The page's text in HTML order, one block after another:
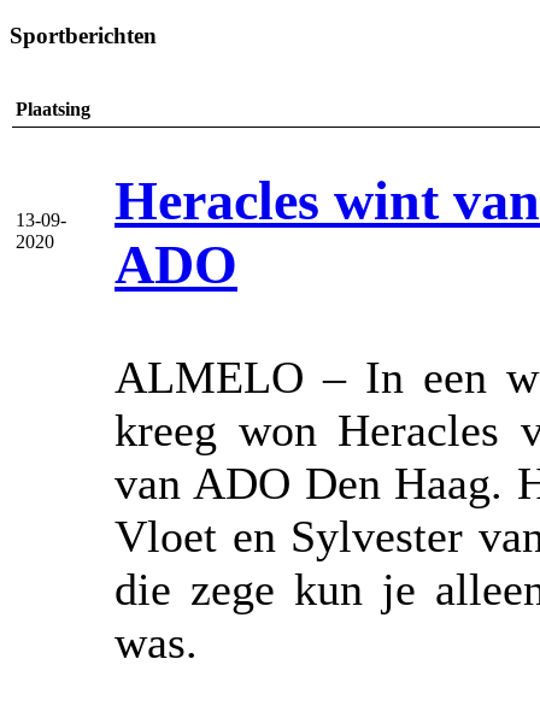
Sportberichten
Plaatsing
13-09-
2020
Heracles wint
ADO
ALMELO – In een
kreeg won Heracles
van ADO Den Haag.
Vloet en Sylvester
die zege kun je
was.